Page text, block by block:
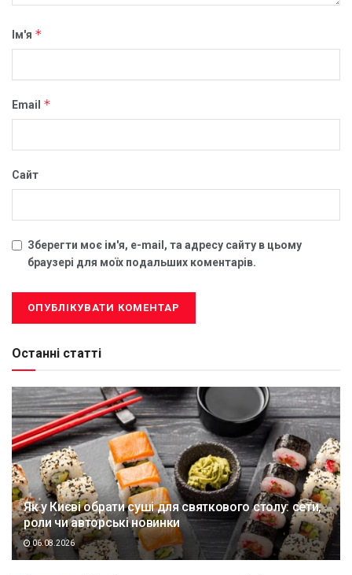
Ім'я *
Email *
Сайт
Зберегти моє ім'я, e-mail, та адресу сайту в цьому
браузері для моїх подальших коментарів.
Останні статті
Як у Києві обрати суші для святкового столу: сети,
роли чи авторські новинки
06.08.2026